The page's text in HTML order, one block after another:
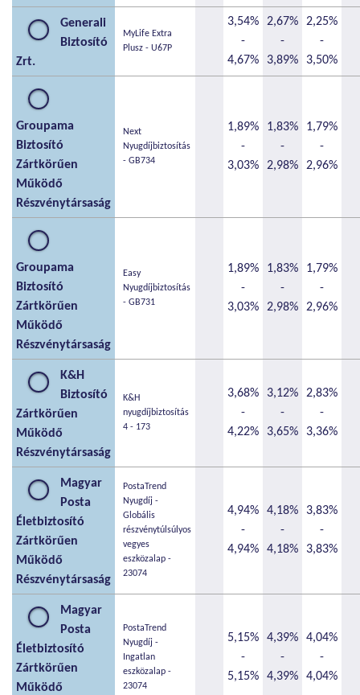
Generali
Biztosító
Zrt.
MyLife Extra
Plusz - U67P
3,54%
-
4,67%
2,67%
-
3,89%
2,25%
-
3,50%
Groupama
Biztosító
Zártkörűen
Működő
Részvénytársaság
Next
Nyugdíjbiztosítás
- GB734
1,89%
-
3,03%
1,83%
-
2,98%
1,79%
-
2,96%
Groupama
Biztosító
Zártkörűen
Működő
Részvénytársaság
Easy
Nyugdíjbiztosítás
- GB731
1,89%
-
3,03%
1,83%
-
2,98%
1,79%
-
2,96%
K&H
Biztosító
Zártkörűen
Működő
Részvénytársaság
K&H
nyugdíjbiztosítás
4 - 173
3,68%
-
4,22%
3,12%
-
3,65%
2,83%
-
3,36%
Magyar
Posta
Életbiztosító
Zártkörűen
Működő
Részvénytársaság
PostaTrend
Nyugdíj -
Globális
részvénytúlsúlyos
vegyes
eszközalap -
23074
4,94%
-
4,94%
4,18%
-
4,18%
3,83%
-
3,83%
Magyar
Posta
Életbiztosító
Zártkörűen
Működő
PostaTrend
Nyugdíj -
Ingatlan
eszközalap -
23074
5,15%
-
5,15%
4,39%
-
4,39%
4,04%
-
4,04%